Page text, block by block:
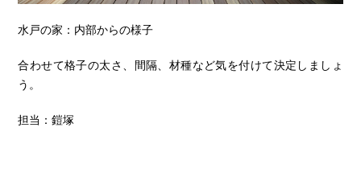
水戸の家：内部からの様子
合わせて格子の太さ、間隔、材種など気を付けて決定しましょ
う。
担当：鎧塚